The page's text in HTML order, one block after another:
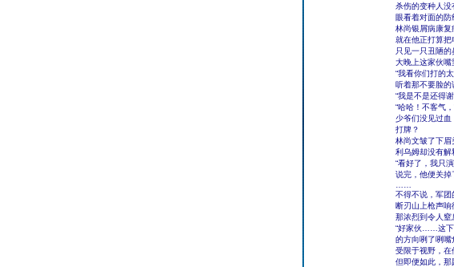
杀伤的变种人没
眼看着对面的防
林尚银屑病康复
就在他正打算把
只见一只丑陋
大晚上这家伙嘴
“我看你们打的
听着那不要脸的
“我是不是还得
“哈哈！不客气
少爷们没见过
打牌？
林尚文皱了下眉
利乌姆却没有解
“看好了，我只
说完，他便关
不得不说，军团
断刃山上枪声响
那浓烈到令人窒
“好家伙……这下
的方向咧了咧嘴
受限于视野，在
但即便如此，那